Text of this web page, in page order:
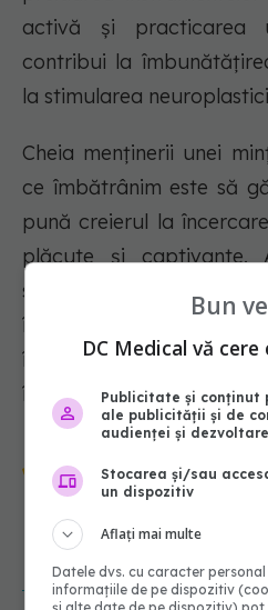
activă și practicarea
contribui la
la stimularea
Cheia menținerii unei
ce îmbătrânim este să
pună creierul la
plăcute și captivante.
sănătății creierului
întârzierea apariției
îmbunătățirea calității
îmbătrânim.
abonează‑te!
NOUTĂȚI
Bun
DC Medical vă
Publicitate și conținut
ale publicității și de
audienței și
Stocarea și/sau
un dispozitiv
Aflați mai multe
Datele dvs. cu caracter
informațiile de pe dispozitiv